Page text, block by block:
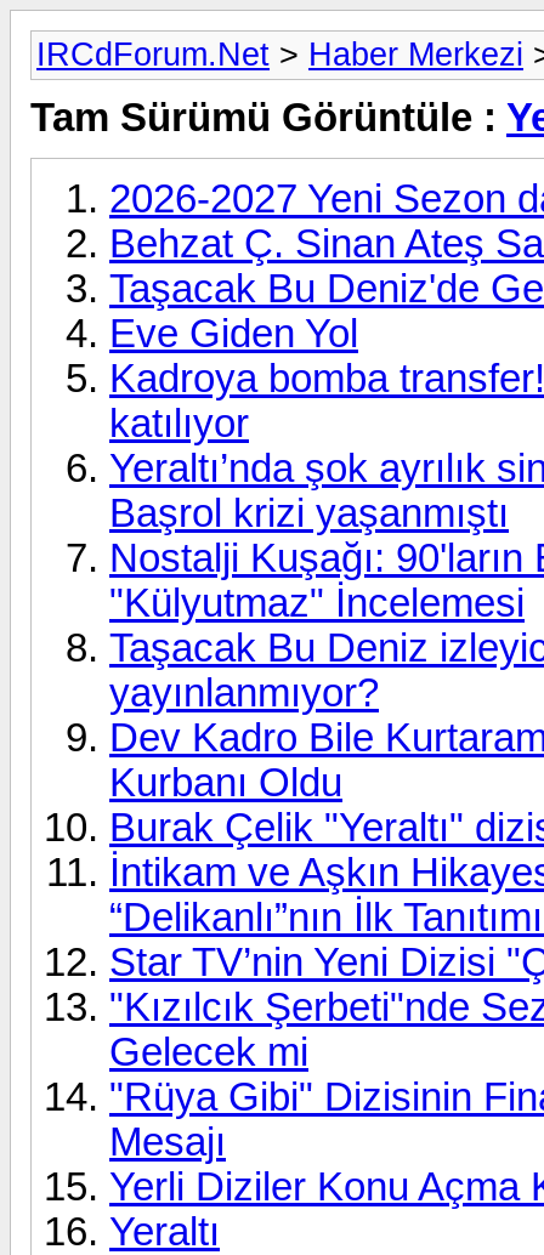
IRCdForum.Net > Haber Merkezi
Tam Sürümü Görüntüle :
2026-2027 Yeni Sezon
Behzat Ç. Sinan Ateş
Taşacak Bu Deniz'de
Eve Giden Yol
Kadroya bomba transfer!
katılıyor
Yeraltı’nda şok ayrılık
Başrol krizi yaşanmıştı
Nostalji Kuşağı:
"Külyutmaz" İncelemesi
Taşacak Bu Deniz
yayınlanmıyor?
Dev Kadro Bile
Kurbanı Oldu
Burak Çelik "Yeraltı"
İntikam ve Aşkın
“Delikanlı”nın İlk
Star TV’nin Yeni Dizisi
"Kızılcık Şerbeti"nde
Gelecek mi
"Rüya Gibi" Dizisinin
Mesajı
Yerli Diziler Konu Açma
Yeraltı